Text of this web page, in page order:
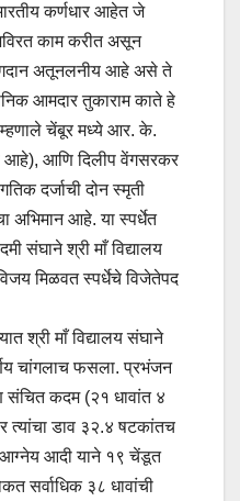
कर्णधार आहेत जे
काम करीत असून
अतूनलनीय आहे असे ते
आमदार तुकाराम काते हे
चेंबूर मध्ये आर. के.
आहे), आणि दिलीप वेंगसरकर
दर्जाची दोन स्मृती
अभिमान आहे. या स्पर्धेत
संघाने श्री माँ विद्यालय
मिळवत स्पर्धेचे विजेतेपद
श्री माँ विद्यालय संघाने
चांगलाच फसला. प्रभंजन
संचित कदम (२१ धावांत ४
त्यांचा डाव ३२.४ षटकांतच
आग्नेय आदी याने १९ चेंडूत
सर्वाधिक ३८ धावांची